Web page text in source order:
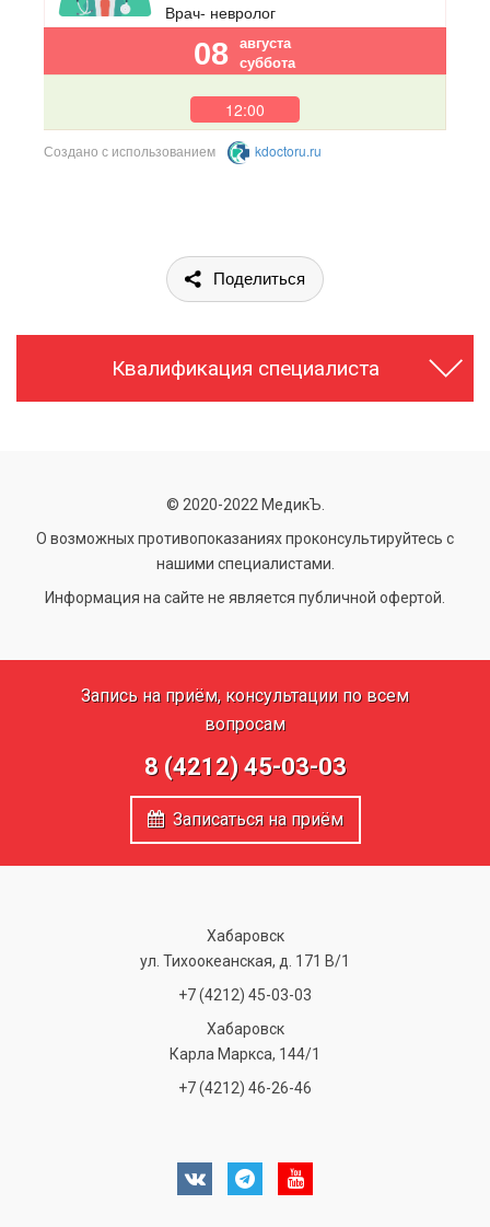
Поделиться
Квалификация специалиста
© 2020-2022 МедикЪ.
О возможных противопоказаниях проконсультируйтесь с
нашими специалистами.
Информация на сайте не является публичной офертой.
Запись на приём, консультации по всем
вопросам
8 (4212) 45-03-03
Записаться на приём
Хабаровск
ул. Тихоокеанская, д. 171 В/1
+7 (4212) 45-03-03
Хабаровск
Карла Маркса, 144/1
+7 (4212) 46-26-46